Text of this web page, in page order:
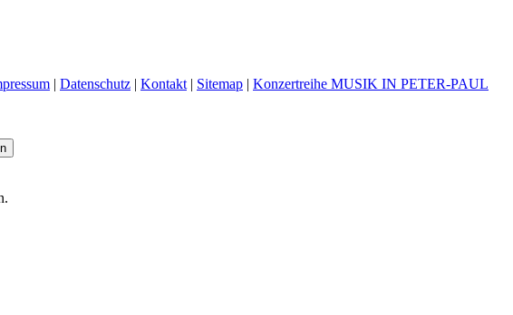
| Datenschutz | Kontakt | Sitemap | Konzertreihe MUSIK IN PETER-PAUL